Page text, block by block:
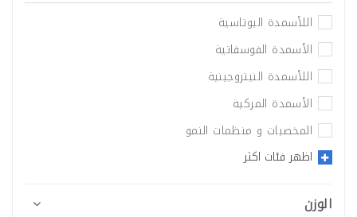
بست سال
بست زنكال توب
اللأسمدة البوتاسية
الأسمدة الفوسفاتية
اللأسمدة النيتروجينية
الأسمدة المركبة
المخصبات و منظمات النمو
اظهر فئات اكثر
الوزن